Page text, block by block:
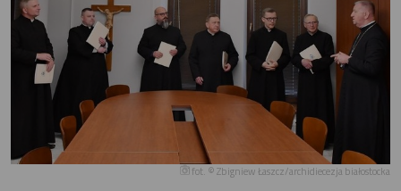
fot. © Zbigniew Łaszcz/archidiecezja białostocka